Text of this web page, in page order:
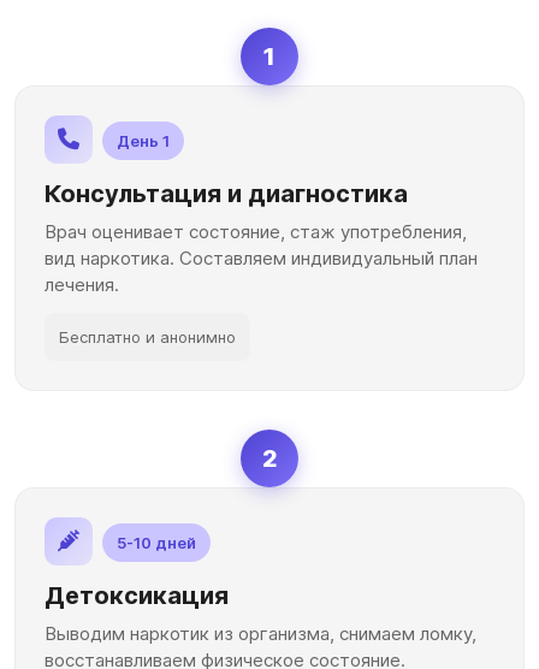
1
День 1
Консультация и диагностика
Врач оценивает состояние, стаж употребления,
вид наркотика. Составляем индивидуальный план
лечения.
Бесплатно и анонимно
2
5-10 дней
Детоксикация
Выводим наркотик из организма, снимаем ломку,
восстанавливаем физическое состояние.